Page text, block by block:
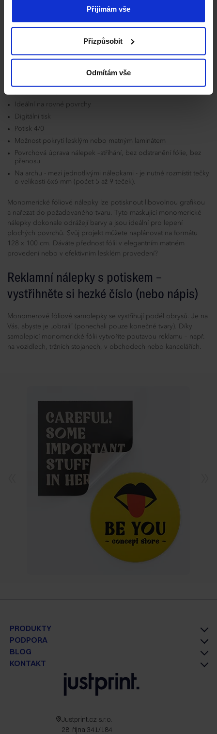
naším používáním všech výše uvedených typů souborů
cookie (cookies). Pokud kliknete na tlačítko „Odmítám
našich stránek. Pokud se chcete sami rozhodnout, jaké
typy cookies budou používány, klikněte na „Přizpůsobit“.
Přijímám vše
Přizpůsobit
Odmítám vše
Nálepky z monomerické fólie – již od 1
Formát 128 x 100 cm
Tisk + naříznutí do jakéhokoliv tvaru dle matrice
Nálepky z maskující monomerické fólie – lesklé nebo matné
Ideální na rovné povrchy
Digitální tisk
Potisk 4/0
Možnost pokrytí lesklým nebo matným laminátem
Povrchová úprava nálepek –stříhání, bez odstranění fólie, bez
přenosu
Na archu - mezi jednotlivými nálepkami - je nutné rozmístit tečky
o velikosti 6x6 mm (počet 5 až 9 teček).
Monomerické fóliové nálepky lze potisknout libovolnou grafikou
a nařezat do požadovaného tvaru. Tyto maskující monomerické
nálepky dokonale odrážejí barvy a jsou ideální pro lepení
plochých povrchů. Svůj projekt můžete naplánovat na formátu
128 x 100 cm. Dáváte přednost fólii v elegantním matném
provedení nebo v efektivním lesklém provedení?
Reklamní nálepky s potiskem –
vystřihněte si hezké číslo (nebo nápis)
Monomerové fóliové samolepky se vystřihují podél obrysů. Je na
Vás, abyste je „obrali“ (ponechali pouze konečné tvary). Díky
samolepicí monomerické fólii vytvoříte poutavou reklamu – např.
na vozidlech, tržních stojanech, v obchodech nebo kancelářích.
PRODUKTY
PODPORA
BLOG
KONTAKT
Justprint.cz s.r.o.
28. října 341/184